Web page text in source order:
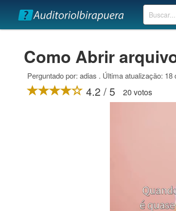
Buscar
Como Abrir
Perguntado por: adias . Última atualização: 18
4.2 / 5 20 votos